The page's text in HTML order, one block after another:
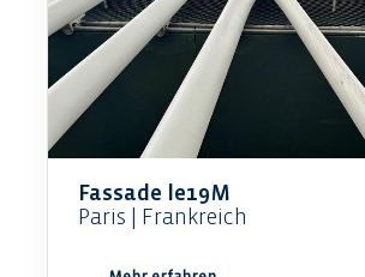
Fassade le19M
Paris | Frankreich